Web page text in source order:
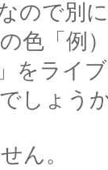
ので別
色「例
をライ
しょう
ん。